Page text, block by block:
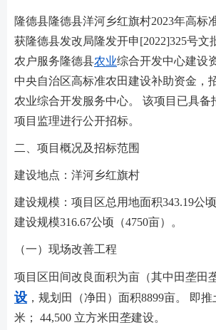
隆德县隆德县洋河乡红旗村2023年高标
获隆德县发改局隆发开申[2022]325号文
农户服务隆德县农业综合开发中心建设
中央自治区高标准农田建设补助资金，
农业综合开发服务中心。 该项目已具备
项目监理进行公开招标。
二、项目概况及招标范围
建设地点：洋河乡红旗村
建设规模：项目区总用地面积343.19公顷
建设规模316.67公顷（4750亩）。
（一）现场改善工程
项目区田间改良面积为亩（其中田垄田垄
设 ，规划田（净田）面积8899亩。 即
米； 44,500 立方米田垄建设。